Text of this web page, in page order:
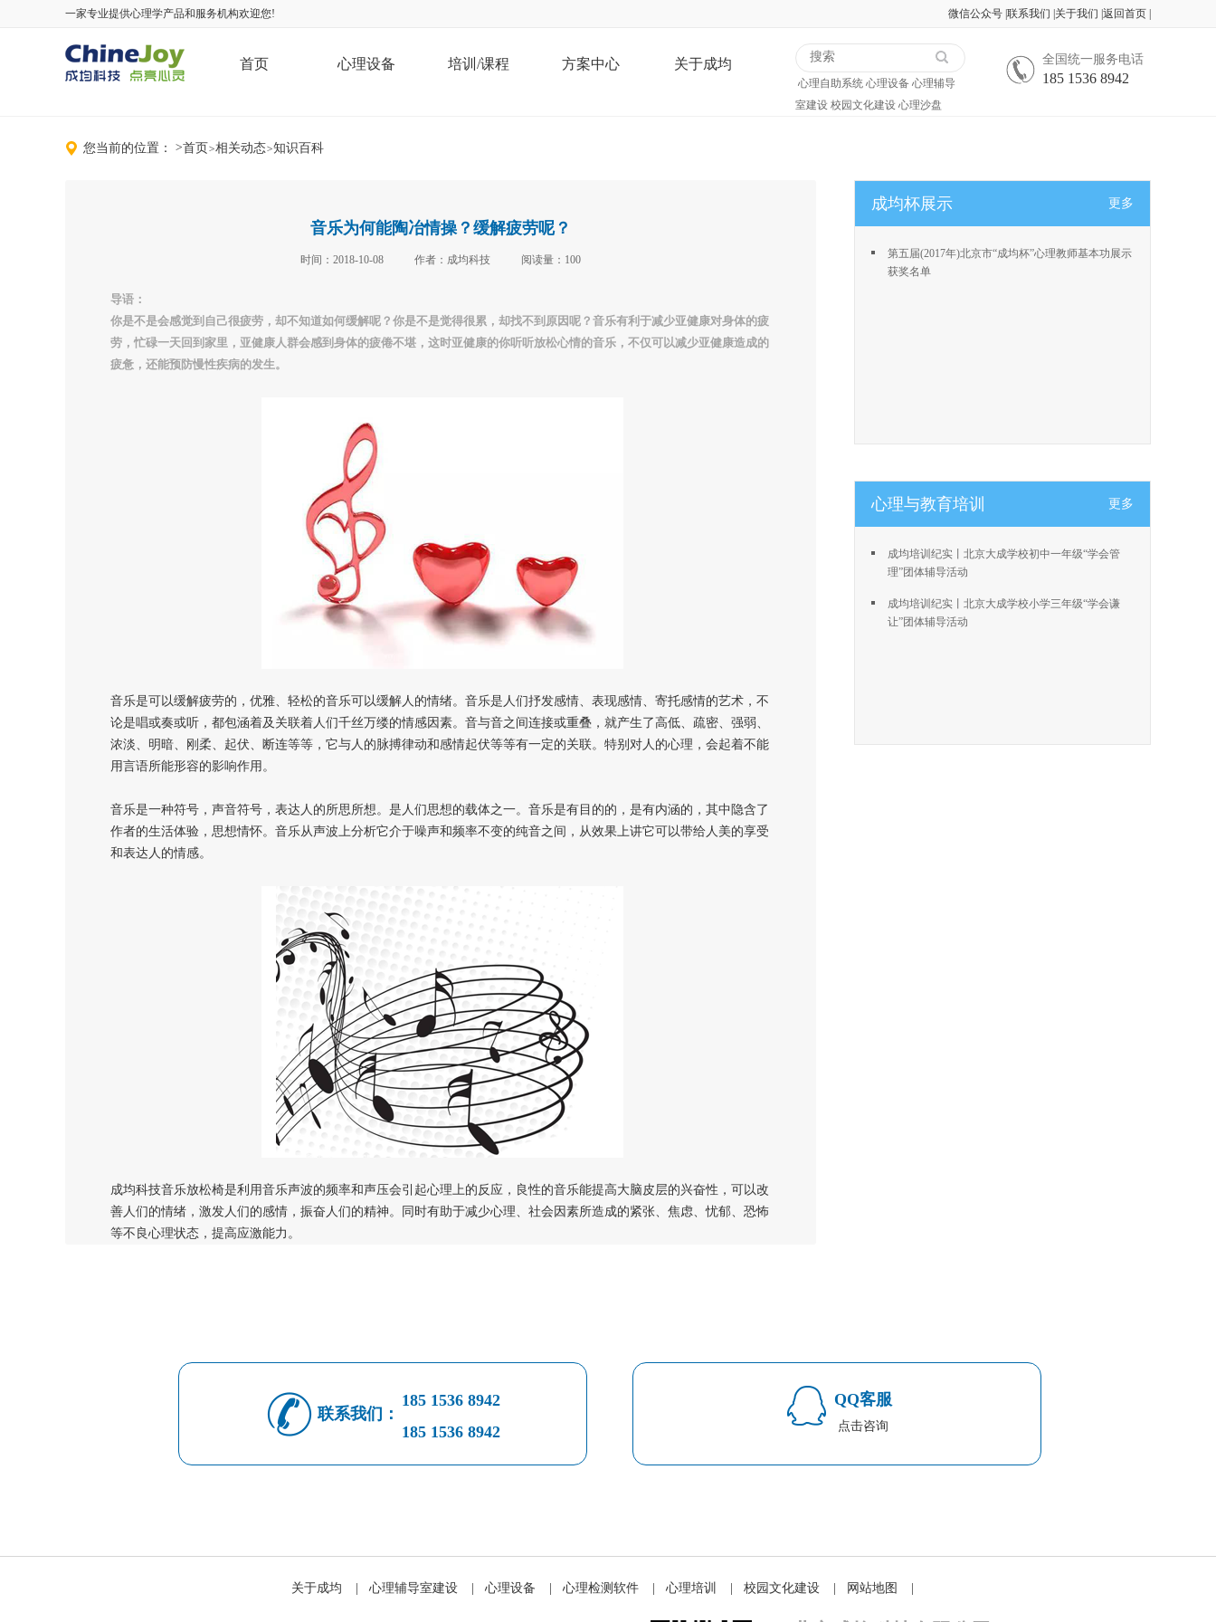
一家专业提供心理学产品和服务机构欢迎您! 微信公众号 联系我们 关于我们 返回首页
首页 心理设备 培训/课程 方案中心 关于成均
心理自助系统 心理设备 心理辅导
室建设 校园文化建设 心理沙盘
全国统一服务电话
185 1536 8942
您当前的位置： >首页>相关动态>知识百科
音乐为何能陶冶情操？缓解疲劳呢？
时间：2018-10-08 作者：成均科技 阅读量：100
导语：
你是不是会感觉到自己很疲劳，却不知道如何缓解呢？你是不是觉得很累，却找不到原因呢？音乐有利于减少亚健康对身体的疲
劳，忙碌一天回到家里，亚健康人群会感到身体的疲倦不堪，这时亚健康的你听听放松心情的音乐，不仅可以减少亚健康造成的
疲惫，还能预防慢性疾病的发生。
音乐是可以缓解疲劳的，优雅、轻松的音乐可以缓解人的情绪。音乐是人们抒发感情、表现感情、寄托感情的艺术，不
论是唱或奏或听，都包涵着及关联着人们千丝万缕的情感因素。音与音之间连接或重叠，就产生了高低、疏密、强弱、
浓淡、明暗、刚柔、起伏、断连等等，它与人的脉搏律动和感情起伏等等有一定的关联。特别对人的心理，会起着不能
用言语所能形容的影响作用。
音乐是一种符号，声音符号，表达人的所思所想。是人们思想的载体之一。音乐是有目的的，是有内涵的，其中隐含了
作者的生活体验，思想情怀。音乐从声波上分析它介于噪声和频率不变的纯音之间，从效果上讲它可以带给人美的享受
和表达人的情感。
成均科技音乐放松椅是利用音乐声波的频率和声压会引起心理上的反应，良性的音乐能提高大脑皮层的兴奋性，可以改
善人们的情绪，激发人们的感情，振奋人们的精神。同时有助于减少心理、社会因素所造成的紧张、焦虑、忧郁、恐怖
等不良心理状态，提高应激能力。
成均杯展示 更多
第五届(2017年)北京市“成均杯”心理教师基本功展示
获奖名单
心理与教育培训 更多
成均培训纪实丨北京大成学校初中一年级“学会管
理”团体辅导活动
成均培训纪实丨北京大成学校小学三年级“学会谦
让”团体辅导活动
联系我们：
185 1536 8942
185 1536 8942
QQ客服
点击咨询
关于成均 心理辅导室建设 心理设备 心理检测软件 心理培训 校园文化建设 网站地图